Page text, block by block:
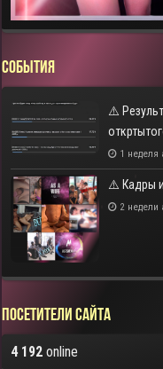
СОБЫТИЯ
⚠️
1 неделя
⚠️ Кадры
2 недели
Посетители сайта
4 192 online